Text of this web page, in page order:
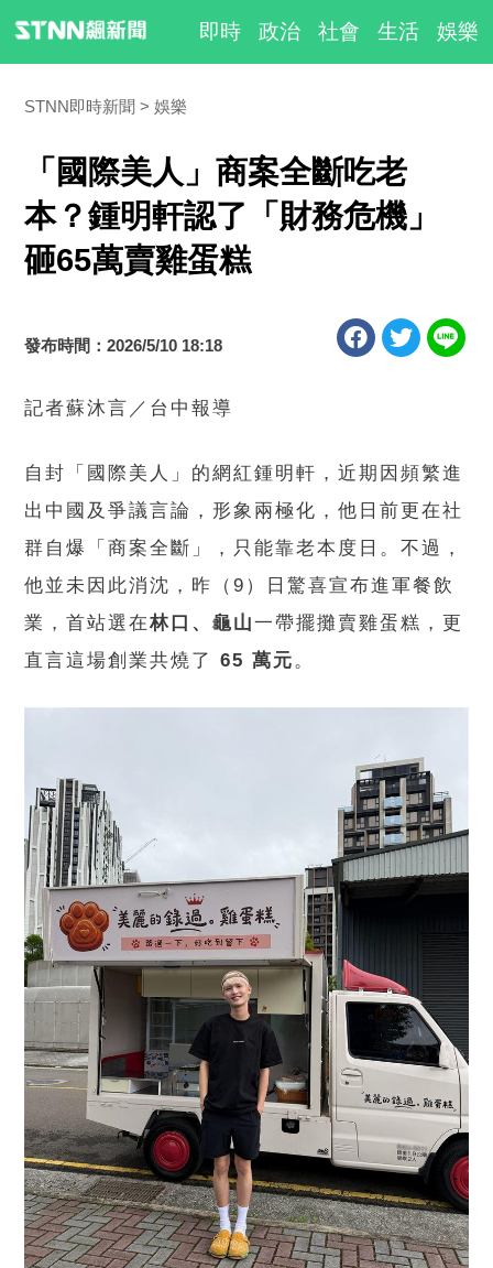
即時 政治 社會 生活 娛樂
STNN即時新聞 娛樂
「國際美人」商案全斷吃老
本？鍾明軒認了「財務危機」
砸65萬賣雞蛋糕
發布時間：2026/5/10 18:18
記者蘇沐言／台中報導
自封「國際美人」的網紅鍾明軒，近期因頻繁進
出中國及爭議言論，形象兩極化，他日前更在社
群自爆「商案全斷」，只能靠老本度日。不過，
他並未因此消沈，昨（9）日驚喜宣布進軍餐飲
業，首站選在林口、龜山一帶擺攤賣雞蛋糕，更
直言這場創業共燒了65 萬元。